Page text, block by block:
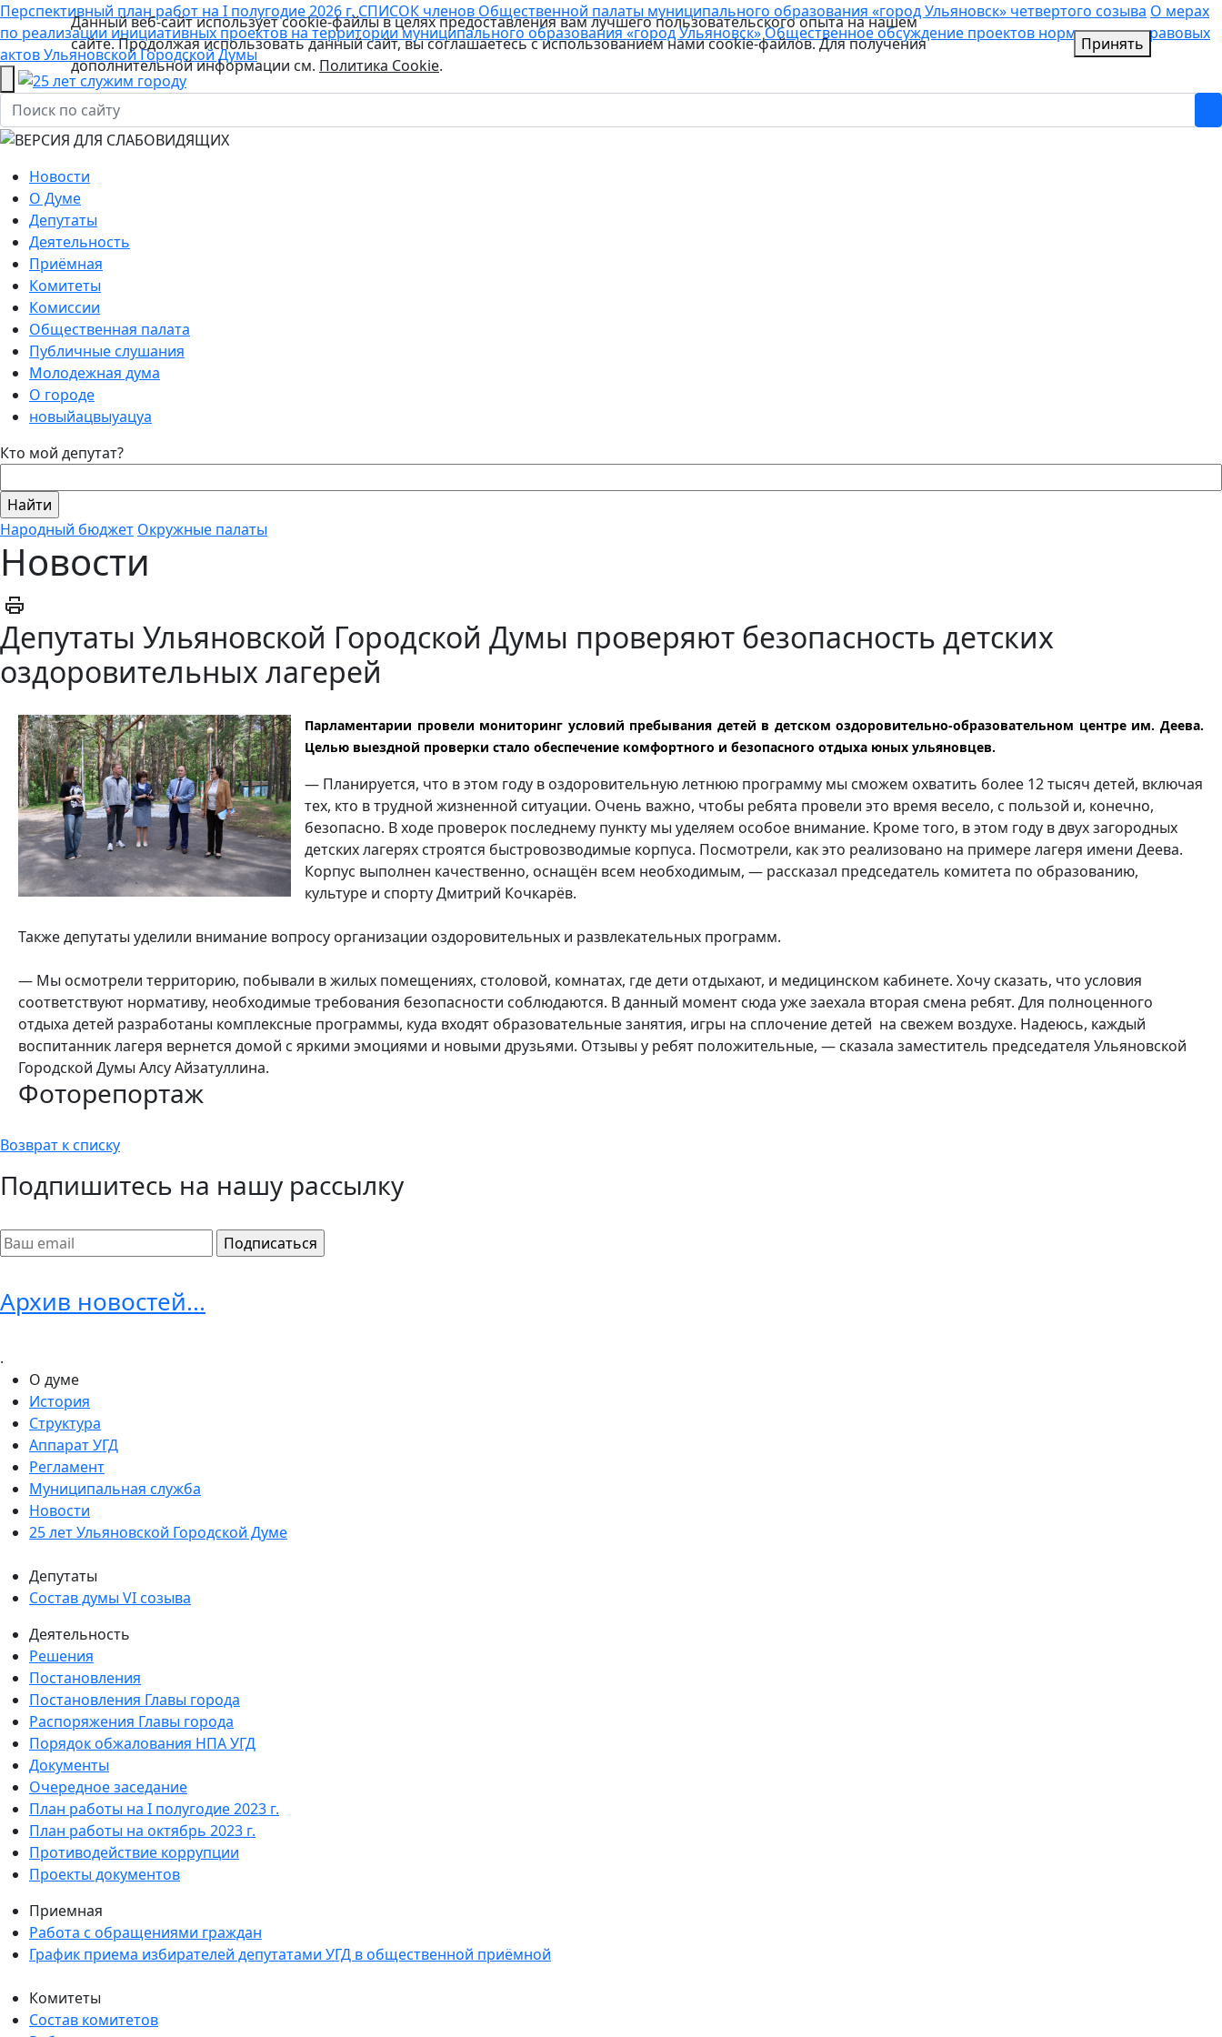
Перспективный план работ на I полугодие 2026 г.СПИСОК членов Общественной палаты муниципального образования «город Ульяновск» четвертого созыва О мерах
по реализации инициативных проектов на территории муниципального образования «город Ульяновск»Общественное обсуждение проектов нормативных правовых
актов Ульяновской Городской Думы
Новости
О Думе
Депутаты
Деятельность
Приёмная
Комитеты
Комиссии
Общественная палата
Публичные слушания
Молодежная дума
О городе
новыйацвыуацуа
Кто мой депутат?
Народный бюджет Окружные палаты
Новости
Депутаты Ульяновской Городской Думы проверяют безопасность детских
оздоровительных лагерей
Парламентарии провели мониторинг условий пребывания детей в детском оздоровительно-образовательном центре им. Деева.
Целью выездной проверки стало обеспечение комфортного и безопасного отдыха юных ульяновцев.
— Планируется, что в этом году в оздоровительную летнюю программу мы сможем охватить более 12 тысяч детей, включая
тех, кто в трудной жизненной ситуации. Очень важно, чтобы ребята провели это время весело, с пользой и, конечно,
безопасно. В ходе проверок последнему пункту мы уделяем особое внимание. Кроме того, в этом году в двух загородных
детских лагерях строятся быстровозводимые корпуса. Посмотрели, как это реализовано на примере лагеря имени Деева.
Корпус выполнен качественно, оснащён всем необходимым, — рассказал председатель комитета по образованию,
культуре и спорту Дмитрий Кочкарёв.
Также депутаты уделили внимание вопросу организации оздоровительных и развлекательных программ.
— Мы осмотрели территорию, побывали в жилых помещениях, столовой, комнатах, где дети отдыхают, и медицинском кабинете. Хочу сказать, что условия
соответствуют нормативу, необходимые требования безопасности соблюдаются. В данный момент сюда уже заехала вторая смена ребят. Для полноценного
отдыха детей разработаны комплексные программы, куда входят образовательные занятия, игры на сплочение детей на свежем воздухе. Надеюсь, каждый
воспитанник лагеря вернется домой с яркими эмоциями и новыми друзьями. Отзывы у ребят положительные, — сказала заместитель председателя Ульяновской
Городской Думы Алсу Айзатуллина.
Фоторепортаж
Возврат к списку
Подпишитесь на нашу рассылку
Архив новостей...
.
О думе
История
Структура
Аппарат УГД
Регламент
Муниципальная служба
Новости
25 лет Ульяновской Городской Думе
Депутаты
Состав думы VI созыва
Деятельность
Решения
Постановления
Постановления Главы города
Распоряжения Главы города
Порядок обжалования НПА УГД
Документы
Очередное заседание
План работы на I полугодие 2023 г.
План работы на октябрь 2023 г.
Противодействие коррупции
Проекты документов
Приемная
Работа с обращениями граждан
График приема избирателей депутатами УГД в общественной приёмной
Комитеты
Состав комитетов
Данный веб-сайт использует cookie-файлы в целях предоставления вам лучшего пользовательского опыта на нашем
сайте. Продолжая использовать данный сайт, вы соглашаетесь с использованием нами cookie-файлов. Для получения
дополнительной информации см. Политика Cookie.
Принять